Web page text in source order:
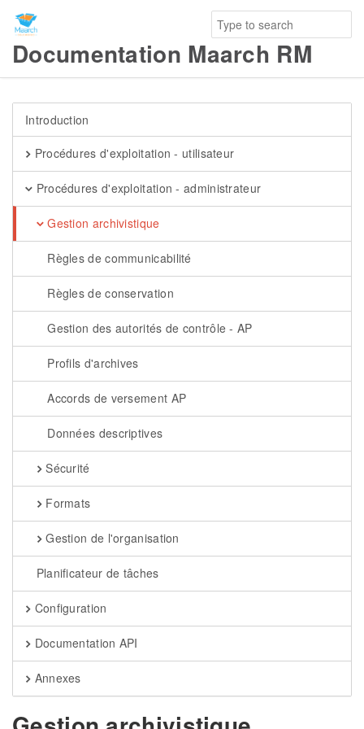
Documentation Maarch RM
Introduction
Procédures d'exploitation - utilisateur
Procédures d'exploitation - administrateur
Gestion archivistique
Règles de communicabilité
Règles de conservation
Gestion des autorités de contrôle - AP
Profils d'archives
Accords de versement AP
Données descriptives
Sécurité
Formats
Gestion de l'organisation
Planificateur de tâches
Configuration
Documentation API
Annexes